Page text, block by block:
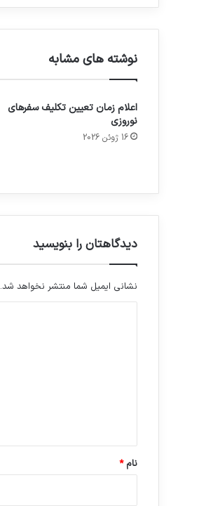
نوشته های مشابه
اعلام زمان تعیین تکلیف سفرهای
نوروزی
16 ژوئن 2026
دیدگاهتان را بنویسید
نشانی ایمیل شما منتشر نخواهد شد.
نام*